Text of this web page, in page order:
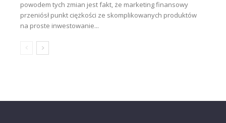
powodem tych zmian jest fakt, że marketing finansowy
przeniósł punkt ciężkości ze skomplikowanych produktów
na proste inwestowanie...